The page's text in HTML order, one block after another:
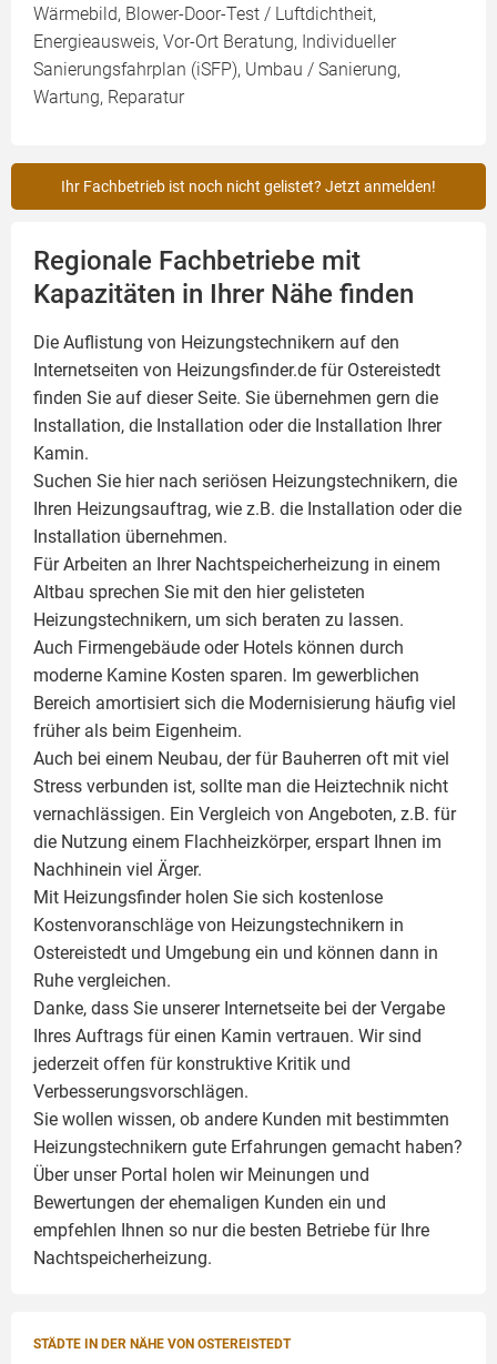
Wärmebild, Blower-Door-Test / Luftdichtheit,
Energieausweis, Vor-Ort Beratung, Individueller
Sanierungsfahrplan (iSFP), Umbau / Sanierung,
Wartung, Reparatur
Ihr Fachbetrieb ist noch nicht gelistet? Jetzt anmelden!
Regionale Fachbetriebe mit
Kapazitäten in Ihrer Nähe finden
Die Auflistung von Heizungstechnikern auf den
Internetseiten von Heizungsfinder.de für Ostereistedt
finden Sie auf dieser Seite. Sie übernehmen gern die
Installation, die Installation oder die Installation Ihrer
Kamin.
Suchen Sie hier nach seriösen Heizungstechnikern, die
Ihren Heizungsauftrag, wie z.B. die Installation oder die
Installation übernehmen.
Für Arbeiten an Ihrer Nachtspeicherheizung in einem
Altbau sprechen Sie mit den hier gelisteten
Heizungstechnikern, um sich beraten zu lassen.
Auch Firmengebäude oder Hotels können durch
moderne Kamine Kosten sparen. Im gewerblichen
Bereich amortisiert sich die Modernisierung häufig viel
früher als beim Eigenheim.
Auch bei einem Neubau, der für Bauherren oft mit viel
Stress verbunden ist, sollte man die Heiztechnik nicht
vernachlässigen. Ein Vergleich von Angeboten, z.B. für
die Nutzung einem Flachheizkörper, erspart Ihnen im
Nachhinein viel Ärger.
Mit Heizungsfinder holen Sie sich kostenlose
Kostenvoranschläge von Heizungstechnikern in
Ostereistedt und Umgebung ein und können dann in
Ruhe vergleichen.
Danke, dass Sie unserer Internetseite bei der Vergabe
Ihres Auftrags für einen Kamin vertrauen. Wir sind
jederzeit offen für konstruktive Kritik und
Verbesserungsvorschlägen.
Sie wollen wissen, ob andere Kunden mit bestimmten
Heizungstechnikern gute Erfahrungen gemacht haben?
Über unser Portal holen wir Meinungen und
Bewertungen der ehemaligen Kunden ein und
empfehlen Ihnen so nur die besten Betriebe für Ihre
Nachtspeicherheizung.
STÄDTE IN DER NÄHE VON OSTEREISTEDT